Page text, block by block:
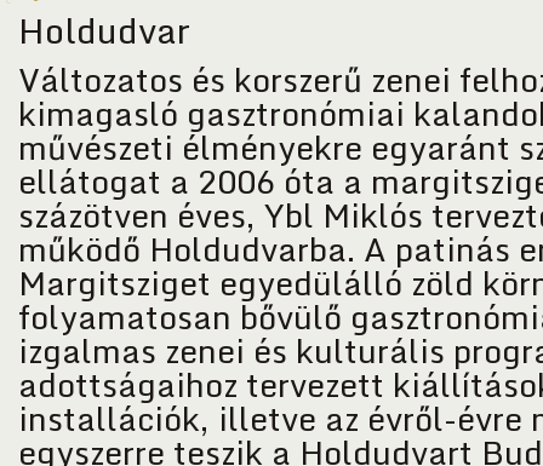
Holdudvar
Változatos és korszerű zenei
kimagasló gasztronómiai
művészeti élményekre egyaránt
ellátogat a 2006 óta a
százötven éves, Ybl Miklós
működő Holdudvarba. A patinás
Margitsziget egyedülálló zöld
folyamatosan bővülő
izgalmas zenei és kulturális
adottságaihoz tervezett
installációk, illetve az évről-évre
egyszerre teszik a Holdudvart